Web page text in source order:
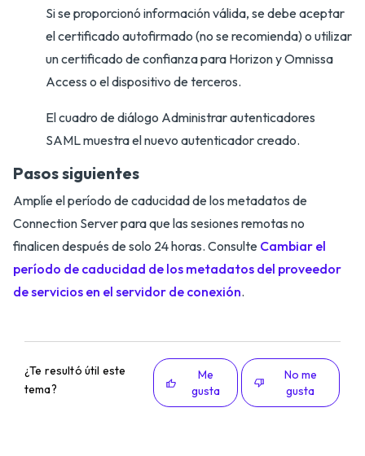
Si se proporcionó información válida, se debe aceptar
el certificado autofirmado (no se recomienda) o utilizar
un certificado de confianza para Horizon y Omnissa
Access o el dispositivo de terceros.
El cuadro de diálogo Administrar autenticadores
SAML muestra el nuevo autenticador creado.
Pasos siguientes
Amplíe el período de caducidad de los metadatos de
Connection Server para que las sesiones remotas no
finalicen después de solo 24 horas. Consulte Cambiar el
período de caducidad de los metadatos del proveedor
de servicios en el servidor de conexión.
¿Te resultó útil este
tema?
Me
gusta
No me
gusta